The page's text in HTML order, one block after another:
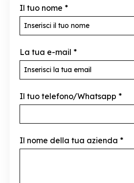
Il tuo nome *
La tua e-mail *
Il tuo telefono/Whatsapp *
Il nome della tua azienda *